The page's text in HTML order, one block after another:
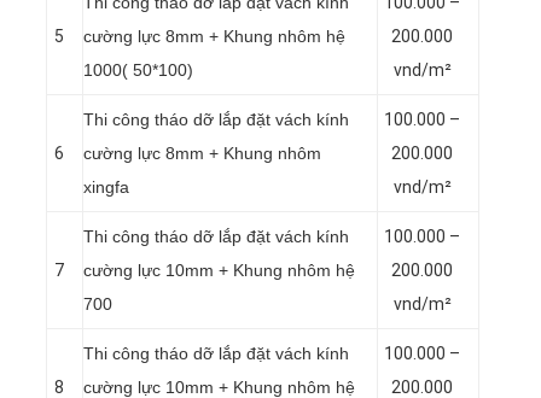
5
cường lực 8mm + Khung nhôm hệ
1000( 50*100)
200.000
vnd/m²
6
Thi công tháo dỡ lắp đặt vách kính
cường lực 8mm + Khung nhôm
xingfa
100.000 –
200.000
vnd/m²
7
Thi công tháo dỡ lắp đặt vách kính
cường lực 10mm + Khung nhôm hệ
700
100.000 –
200.000
vnd/m²
8
Thi công tháo dỡ lắp đặt vách kính
cường lực 10mm + Khung nhôm hệ
100.000 –
200.000